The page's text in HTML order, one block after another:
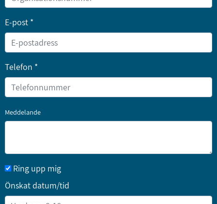
E-post *
Telefon *
Meddelande
Ring upp mig
Önskat datum/tid